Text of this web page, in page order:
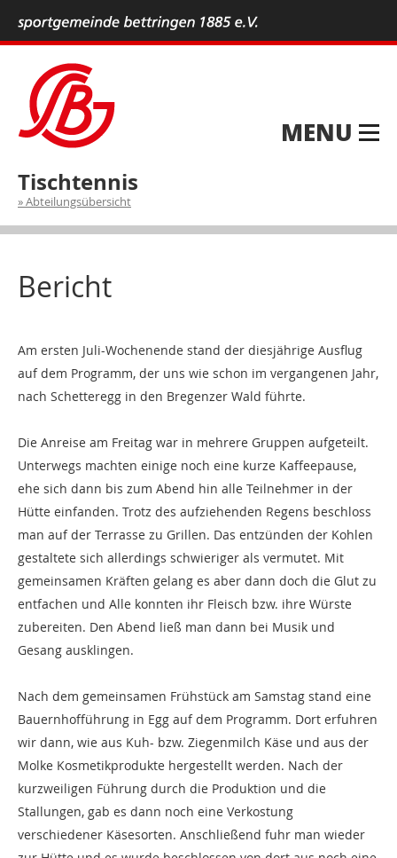
MENU
Tischtennis
Abteilungsübersicht
Bericht
Am ersten Juli-Wochenende stand der diesjährige Ausflug
auf dem Programm, der uns wie schon im vergangenen Jahr,
nach Schetteregg in den Bregenzer Wald führte.
Die Anreise am Freitag war in mehrere Gruppen aufgeteilt.
Unterwegs machten einige noch eine kurze Kaffeepause,
ehe sich dann bis zum Abend hin alle Teilnehmer in der
Hütte einfanden. Trotz des aufziehenden Regens beschloss
man auf der Terrasse zu Grillen. Das entzünden der Kohlen
gestaltete sich allerdings schwieriger als vermutet. Mit
gemeinsamen Kräften gelang es aber dann doch die Glut zu
entfachen und Alle konnten ihr Fleisch bzw. ihre Würste
zubereiten. Den Abend ließ man dann bei Musik und
Gesang ausklingen.
Nach dem gemeinsamen Frühstück am Samstag stand eine
Bauernhofführung in Egg auf dem Programm. Dort erfuhren
wir dann, wie aus Kuh- bzw. Ziegenmilch Käse und aus der
Molke Kosmetikprodukte hergestellt werden. Nach der
kurzweiligen Führung durch die Produktion und die
Stallungen, gab es dann noch eine Verkostung
verschiedener Käsesorten. Anschließend fuhr man wieder